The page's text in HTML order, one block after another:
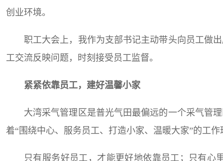
创业环境。
职工大会上，我作为支部书记主动带头向员工做
工交流反映问题，时刻接受员工监督。
紧紧依靠员工，建好温馨小家
大湾采气管理区是普光气田最偏远的一个采气管
着“围绕中心、服务员工、打造小家、温暖大家”的工
只有服务好员工，才能更好地依靠员工；只有